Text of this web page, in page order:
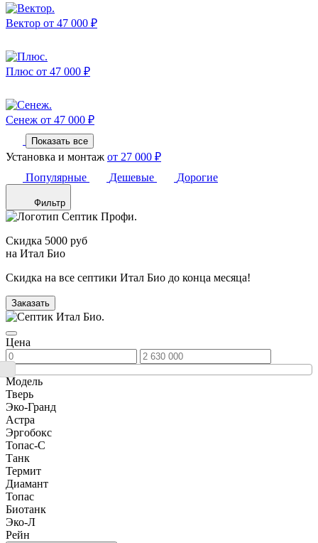
Вектор от 47 000 ₽
Плюс от 47 000 ₽
Сенеж от 47 000 ₽
Показать все
Установка и монтаж от 27 000 ₽
Популярные
Дешевые Дорогие
Фильтр
Скидка 5000 руб
на Итал Био
Скидка на все септики Итал Био до конца месяца!
Заказать
Цена
Модель
Тверь
Эко-Гранд
Астра
Эргобокс
Топас-С
Танк
Термит
Диамант
Топас
Биотанк
Эко-Л
Рейн